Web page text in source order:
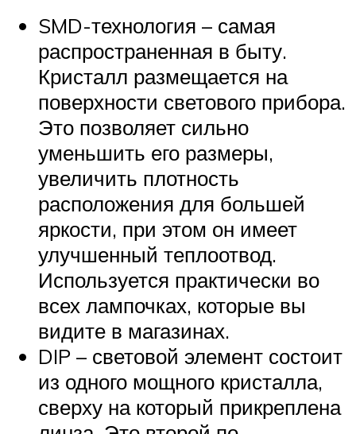
SMD-технология – самая
распространенная в быту.
Кристалл размещается на
поверхности светового прибора.
Это позволяет сильно
уменьшить его размеры,
увеличить плотность
расположения для большей
яркости, при этом он имеет
улучшенный теплоотвод.
Используется практически во
всех лампочках, которые вы
видите в магазинах.
DIP – световой элемент состоит
из одного мощного кристалла,
сверху на который прикреплена